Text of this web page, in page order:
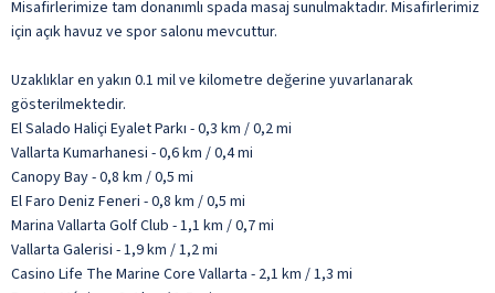
Misafirlerimize tam donanımlı spada masaj sunulmaktadır. Misafirlerimiz
için açık havuz ve spor salonu mevcuttur.
Uzaklıklar en yakın 0.1 mil ve kilometre değerine yuvarlanarak
gösterilmektedir.
El Salado Haliçi Eyalet Parkı - 0,3 km / 0,2 mi
Vallarta Kumarhanesi - 0,6 km / 0,4 mi
Canopy Bay - 0,8 km / 0,5 mi
El Faro Deniz Feneri - 0,8 km / 0,5 mi
Marina Vallarta Golf Club - 1,1 km / 0,7 mi
Vallarta Galerisi - 1,9 km / 1,2 mi
Casino Life The Marine Core Vallarta - 2,1 km / 1,3 mi